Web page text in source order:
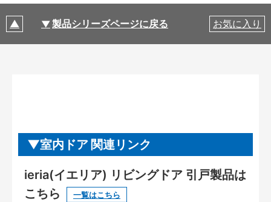
製品シリーズページに戻る お気に入り
室内ドア 関連リンク
ieria(イエリア) リビングドア 引戸製品は
こちら
一覧はこちら